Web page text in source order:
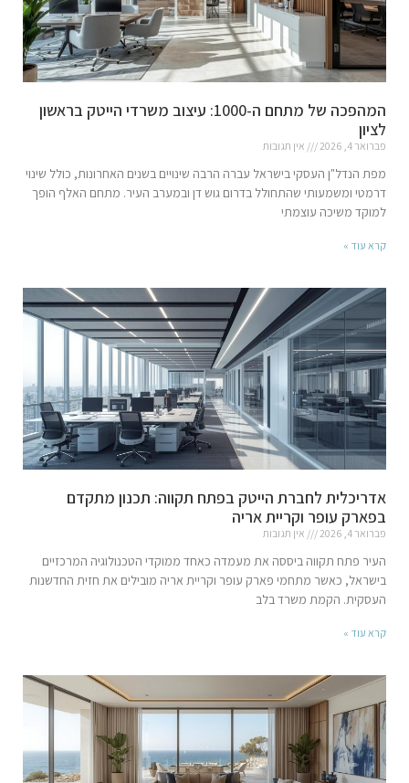
המהפכה של מתחם ה-1000: עיצוב משרדי הייטק בראשון
לציון
פברואר 4, 2026 אין תגובות
מפת הנדל"ן העסקי בישראל עברה הרבה שינויים בשנים האחרונות, כולל שינוי
דרמטי ומשמעותי שהתחולל בדרום גוש דן ובמערב העיר. מתחם האלף הופך
למוקד משיכה עוצמתי
קרא עוד »
אדריכלית לחברת הייטק בפתח תקווה: תכנון מתקדם
בפארק עופר וקריית אריה
פברואר 4, 2026 אין תגובות
העיר פתח תקווה ביססה את מעמדה כאחד ממוקדי הטכנולוגיה המרכזיים
בישראל, כאשר מתחמי פארק עופר וקריית אריה מובילים את חזית החדשנות
העסקית. הקמת משרד בלב
קרא עוד »